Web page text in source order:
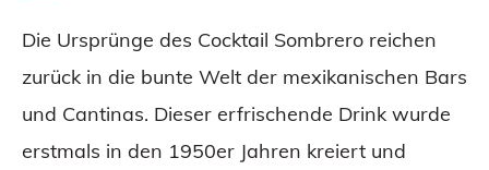
Die Ursprünge des Cocktail Sombrero reichen
zurück in die bunte Welt der mexikanischen Bars
und Cantinas. Dieser erfrischende Drink wurde
erstmals in den 1950er Jahren kreiert und